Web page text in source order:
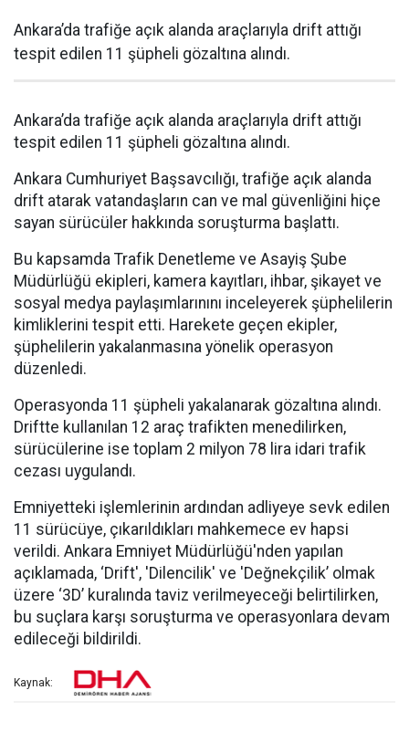
Ankara’da trafiğe açık alanda araçlarıyla drift attığı
tespit edilen 11 şüpheli gözaltına alındı.
Ankara’da trafiğe açık alanda araçlarıyla drift attığı
tespit edilen 11 şüpheli gözaltına alındı.
Ankara Cumhuriyet Başsavcılığı, trafiğe açık alanda
drift atarak vatandaşların can ve mal güvenliğini hiçe
sayan sürücüler hakkında soruşturma başlattı.
Bu kapsamda Trafik Denetleme ve Asayiş Şube
Müdürlüğü ekipleri, kamera kayıtları, ihbar, şikayet ve
sosyal medya paylaşımlarınını inceleyerek şüphelilerin
kimliklerini tespit etti. Harekete geçen ekipler,
şüphelilerin yakalanmasına yönelik operasyon
düzenledi.
Operasyonda 11 şüpheli yakalanarak gözaltına alındı.
Driftte kullanılan 12 araç trafikten menedilirken,
sürücülerine ise toplam 2 milyon 78 lira idari trafik
cezası uygulandı.
Emniyetteki işlemlerinin ardından adliyeye sevk edilen
11 sürücüye, çıkarıldıkları mahkemece ev hapsi
verildi. Ankara Emniyet Müdürlüğü'nden yapılan
açıklamada, ‘Drift', 'Dilencilik' ve 'Değnekçilik’ olmak
üzere ‘3D’ kuralında taviz verilmeyeceği belirtilirken,
bu suçlara karşı soruşturma ve operasyonlara devam
edileceği bildirildi.
Kaynak: